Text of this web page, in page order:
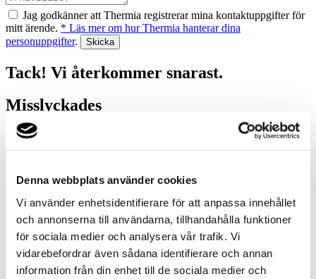
Denna webbplats använder cookies
Vi använder enhetsidentifierare för att anpassa innehållet
och annonserna till användarna, tillhandahålla funktioner
för sociala medier och analysera vår trafik. Vi
vidarebefordrar även sådana identifierare och annan
information från din enhet till de sociala medier och
Jag godkänner att Thermia registrerar mina kontaktuppgifter för
mitt ärende. * Läs mer om hur Thermia hanterar dina
personuppgifter.
Tack! Vi återkommer snarast.
Misslyckades
Ring oss
Prata med en expert
Begär offert
Kontakta mig
Boka hembesök
Ring oss